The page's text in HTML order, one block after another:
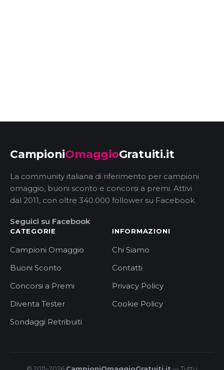
CampioniOmaggioGratuiti.it
La community italiana di riferimento per campioni
omaggio, buoni sconto e concorsi a premi. Attivi
dal 2011, con oltre 340.000 follower su Facebook.
Seguici su Facebook
CATEGORIE
Campioni Omaggio
Buoni Sconto
Concorsi a Premi
Diventa Tester
Sondaggi Retribuiti
INFORMAZIONI
Chi Siamo
Contatti
Privacy Policy
Cookie Policy